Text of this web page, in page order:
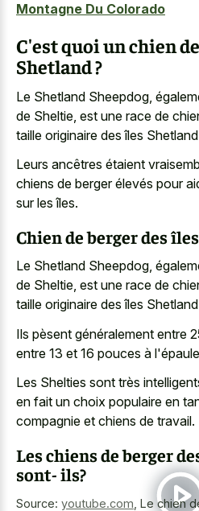
Montagne Du Colorado
C'est quoi un chien
Shetland ?
Le Shetland Sheepdog,
de Sheltie, est une race de
taille originaire des îles
Leurs ancêtres étaient
chiens de berger élevés pour
sur les îles.
Chien de berger des
Le Shetland Sheepdog,
de Sheltie, est une race de
taille originaire des îles
Ils pèsent généralement entre
entre 13 et 16 pouces à
Les Shelties sont très
en fait un choix populaire en
compagnie et chiens de travail.
Les chiens de berger
sont- ils?
Source: youtube.com Le chien